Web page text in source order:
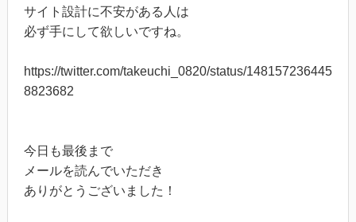
サイト設計に不安がある人は
必ず手にして欲しいですね。
https://twitter.com/takeuchi_0820/status/148157236445
8823682
今日も最後まで
メールを読んでいただき
ありがとうございました！